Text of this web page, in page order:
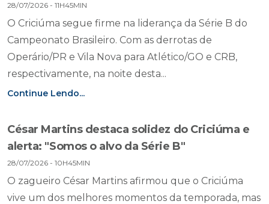
28/07/2026 - 11H45MIN
O Criciúma segue firme na liderança da Série B do
Campeonato Brasileiro. Com as derrotas de
Operário/PR e Vila Nova para Atlético/GO e CRB,
respectivamente, na noite desta...
Continue Lendo...
César Martins destaca solidez do Criciúma e
alerta: "Somos o alvo da Série B"
28/07/2026 - 10H45MIN
O zagueiro César Martins afirmou que o Criciúma
vive um dos melhores momentos da temporada, mas